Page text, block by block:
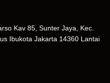
Kav 85, Sunter Jaya, Kec.
Ibukota Jakarta 14360 Lantai